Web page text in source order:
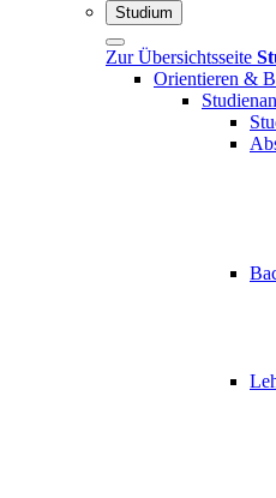
Studium
Zur Übersichtsseite
Orientieren &